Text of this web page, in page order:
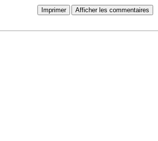
Imprimer Afficher les commentaires